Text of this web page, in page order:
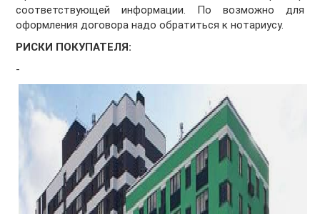
соответствующей информации. По возможно для
оформления договора надо обратиться к нотариусу.
РИСКИ ПОКУПАТЕЛЯ:
-